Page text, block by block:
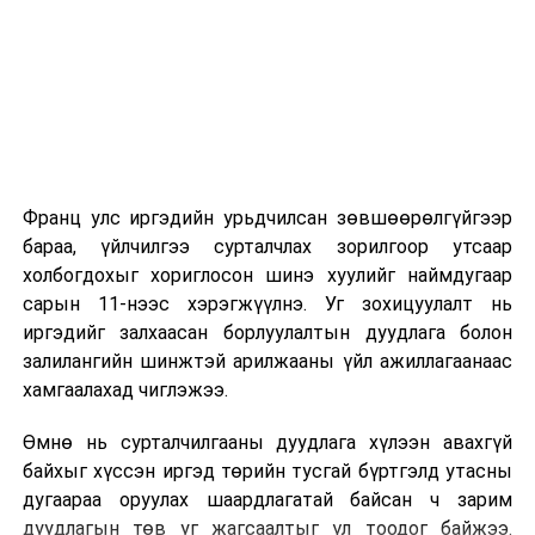
2026 оны 9 дүгээр сарын 13-наас оюутнуудыг
дотуур байранд оруулж эхэлнэ.
Сургууль, цэцэрлэгийн үйл ажиллагааны
зохицуулалт
2026 оны 8 дугаар сарын 17–28-ны өдрүүдэд
байранд элсэлт, бүртгэл болон бусад аливаа
арга хэмжээ зохион байгуулахгүй болно.
Франц улс иргэдийн урьдчилсан зөвшөөрөлгүйгээр
бараа, үйлчилгээ сурталчлах зорилгоор утсаар
холбогдохыг хориглосон шинэ хуулийг наймдугаар
сарын 11-нээс хэрэгжүүлнэ. Уг зохицуулалт нь
иргэдийг залхаасан борлуулалтын дуудлага болон
залилангийн шинжтэй арилжааны үйл ажиллагаанаас
хамгаалахад чиглэжээ.
Өмнө нь сурталчилгааны дуудлага хүлээн авахгүй
байхыг хүссэн иргэд төрийн тусгай бүртгэлд утасны
дугаараа оруулах шаардлагатай байсан ч зарим
дуудлагын төв уг жагсаалтыг үл тоодог байжээ.